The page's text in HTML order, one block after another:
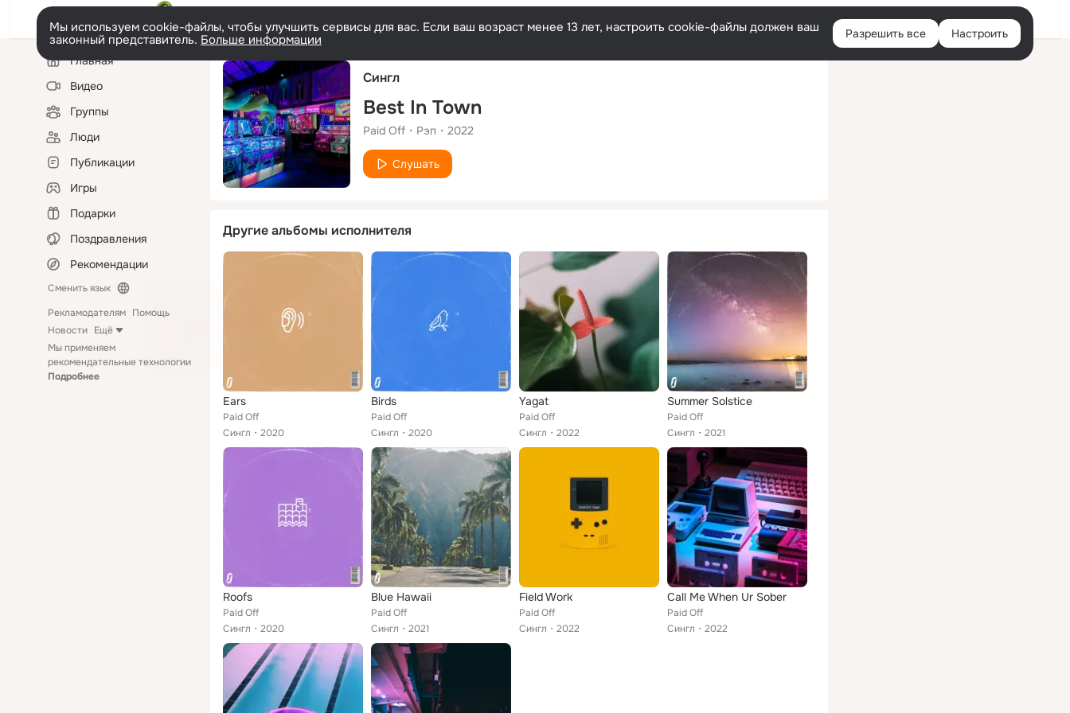
Русский Войти
Мы используем cookie-файлы, чтобы улучшить сервисы для вас. Если ваш возраст менее 13 лет, настроить cookie-файлы должен ваш
законный представитель. Больше информации Разрешить все Настроить
Левая
колонкаГлавная
Видео
Группы
Люди
Публикации
Игры
Подарки
Поздравления
Рекомендации
Сменить язык
Рекламодателям Помощь
Новости Ещё
Мы применяем
рекомендательные технологии
Подробнее
Сингл
Best In Town
Paid Off Рэп 2022
Слушать
Другие альбомы исполнителя
Ears
Paid Off
Сингл
2020
Birds
Paid Off
Сингл
2020
Yagat
Paid Off
Сингл
2022
Summer Solstice
Paid Off
Сингл
2021
Roofs
Paid Off
Сингл
2020
Blue Hawaii
Paid Off
Сингл
2021
Field Work
Paid Off
Сингл
2022
Call Me When Ur Sober
Paid Off
Сингл
2022